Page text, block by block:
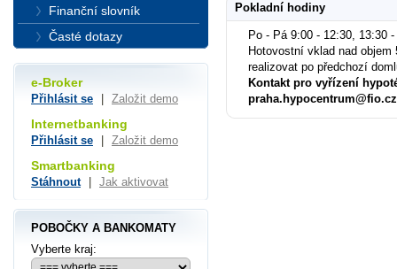
Pokladní hodiny
Po - Pá 9:00 - 12:30, 13:30 -
Hotovostní vklad nad objem
realizovat po předchozí
Kontakt pro vyřízení
praha.hypocentrum@fio.cz
Finanční slovník
Časté dotazy
e-Broker
Přihlásit se Založit demo
Internetbanking
Přihlásit se Založit demo
Smartbanking
Stáhnout Jak aktivovat
POBOČKY A BANKOMATY
Vyberte kraj: